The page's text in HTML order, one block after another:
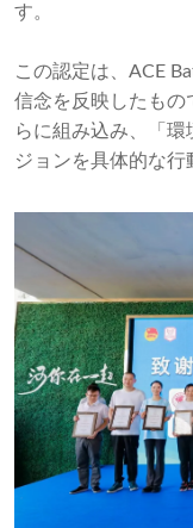
す。
この認定は、ACE
信念を反映したもの
らに組み込み、「
ジョンを具体的な行